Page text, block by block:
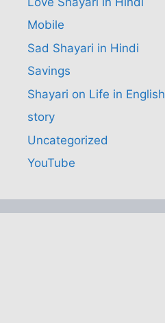
Mobile
Sad Shayari in Hindi
Savings
Shayari on Life in English
story
Uncategorized
YouTube